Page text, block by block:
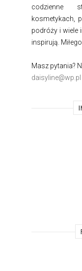
codzienne
kosmetykach,
podróży i wiele
inspirują.
Masz pytania?
daisyline@wp.pl